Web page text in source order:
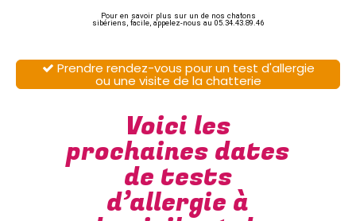
Pour en savoir plus sur un de nos chatons
sibériens, facile, appelez-nous au 05.34.43.89.46
 Prendre rendez-vous pour un test d'allergie
ou une visite de la chatterie
Voici les
prochaines dates
de tests
d’allergie à